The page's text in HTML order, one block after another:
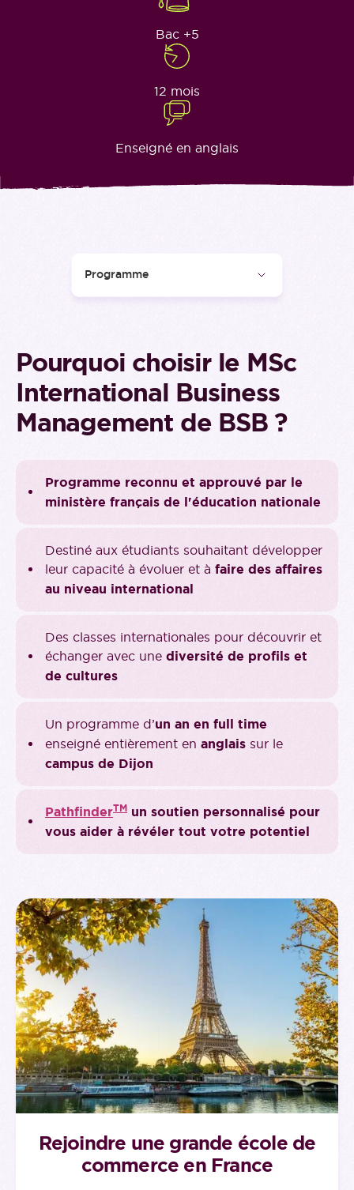
Bac +5
12 mois
Enseigné en anglais
Pourquoi choisir le MSc
International Business
Management de BSB ?
Programme reconnu et approuvé par le
ministère français de l'éducation nationale
Destiné aux étudiants souhaitant développer
leur capacité à évoluer et à faire des affaires
au niveau international
Des classes internationales pour découvrir et
échanger avec une diversité de profils et
de cultures
Un programme d’un an en full time
enseigné entièrement en anglais sur le
campus de Dijon
PathfinderTM un soutien personnalisé pour
vous aider à révéler tout votre potentiel
Rejoindre une grande école de
commerce en France